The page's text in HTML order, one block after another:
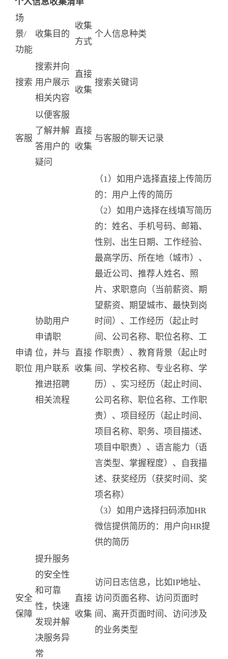
场
景/
功能
收集目的
收集
方式
个人信息种类
搜索
搜索并向
用户展示
相关内容
直接
收集
搜索关键词
客服
以便客服
了解并解
答用户的
疑问
直接
收集
与客服的聊天记录
申请
职位
协助用户
申请职
位，并与
用户联系
推进招聘
相关流程
直接
收集
（1）如用户选择直接上传简历
的：用户上传的简历
（2）如用户选择在线填写简历
的：姓名、手机号码、邮箱、
性别、出生日期、工作经验、
最高学历、所在地（城市）、
最近公司、推荐人姓名、照
片、求职意向（当前薪资、期
望薪资、期望城市、最快到岗
时间）、工作经历（起止时
间、公司名称、职位名称、工
作职责）、教育背景（起止时
间、学校名称、专业名称、学
历）、实习经历（起止时间、
公司名称、职位名称、工作职
责）、项目经历（起止时间、
项目名称、职务、项目描述、
项目中职责）、语言能力（语
言类型、掌握程度）、自我描
述、获奖经历（获奖时间、奖
项名称）
（3）如用户选择扫码添加HR
微信提供简历的：用户向HR提
供的简历
安全
保障
提升服务
的安全性
和可靠
性，快速
发现并解
决服务异
常
直接
收集
访问日志信息，比如IP地址、
访问页面名称、访问页面时
间、离开页面时间、访问涉及
的业务类型